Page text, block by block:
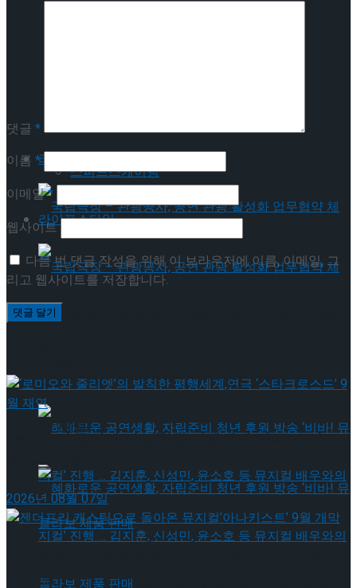
라이프스타일
국립극장 – 관광공사, 공연 관광 활성화 업무협
스피드스케이팅
라이프스타일
국립극장 – 관광공사, 공연 관광 활성화 업무협
약 체결
댓글 *
이름 *
이메일*
웹사이트
다음 번 댓글 작성을 위해 이 브라우저에 이름, 이메일, 그
리고 웹사이트를 저장합니다.
‘로미오와 줄리엣’의 발칙한 평행세계,연극 ‘스타크
로스드’ 9월 재연
2026년 08월 07일
월 개막